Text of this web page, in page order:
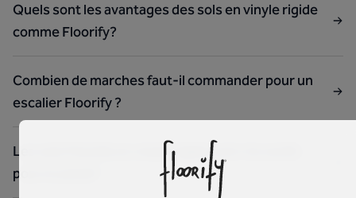
Quels sont les avantages des sols en vinyle rigide
comme Floorify?
Combien de marches faut-il commander pour un
escalier Floorify ?
Les sols Floorify en vinyle rigide sont-ils nocifs
pour la santé?